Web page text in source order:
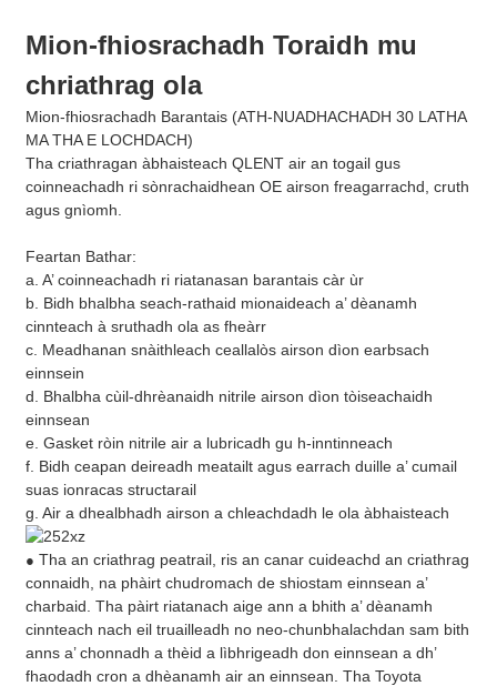
Mion-fhiosrachadh Toraidh mu
chriathrag ola
Mion-fhiosrachadh Barantais (ATH-NUADHACHADH 30 LATHA
MA THA E LOCHDACH)
Tha criathragan àbhaisteach QLENT air an togail gus
coinneachadh ri sònrachaidhean OE airson freagarrachd, cruth
agus gnìomh.
Feartan Bathar:
a. A’ coinneachadh ri riatanasan barantais càr ùr
b. Bidh bhalbha seach-rathaid mionaideach a’ dèanamh
cinnteach à sruthadh ola as fheàrr
c. Meadhanan snàithleach ceallalòs airson dìon earbsach
einnsein
d. Bhalbha cùil-dhrèanaidh nitrile airson dìon tòiseachaidh
einnsean
e. Gasket ròin nitrile air a lubricadh gu h-inntinneach
f. Bidh ceapan deireadh meatailt agus earrach duille a’ cumail
suas ionracas structarail
g. Air a dhealbhadh airson a chleachdadh le ola àbhaisteach
● Tha an criathrag peatrail, ris an canar cuideachd an criathrag
connaidh, na phàirt chudromach de shiostam einnsean a’
charbaid. Tha pàirt riatanach aige ann a bhith a’ dèanamh
cinnteach nach eil truailleadh no neo-chunbhalachdan sam bith
anns a’ chonnadh a thèid a lìbhrigeadh don einnsean a dh’
fhaodadh cron a dhèanamh air an einnsean. Tha Toyota